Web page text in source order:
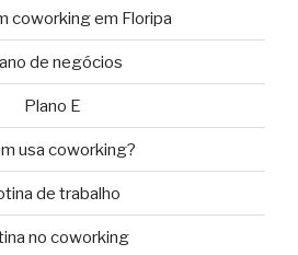
coworking em Floripa
de negócios
Plano E
usa coworking?
de trabalho
no coworking